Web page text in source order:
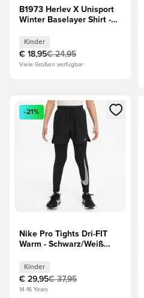
B1973 Herlev X Unisport
Winter Baselayer Shirt -
Kinder
€ 18,95€ 24,95
Viele Größen verfügbar
Öffnet ein Fenster zum
-21%
Nike Pro Tights Dri-FIT
Warm - Schwarz/Weiß
Kinder
€ 29,95€ 37,95
14-16 Years